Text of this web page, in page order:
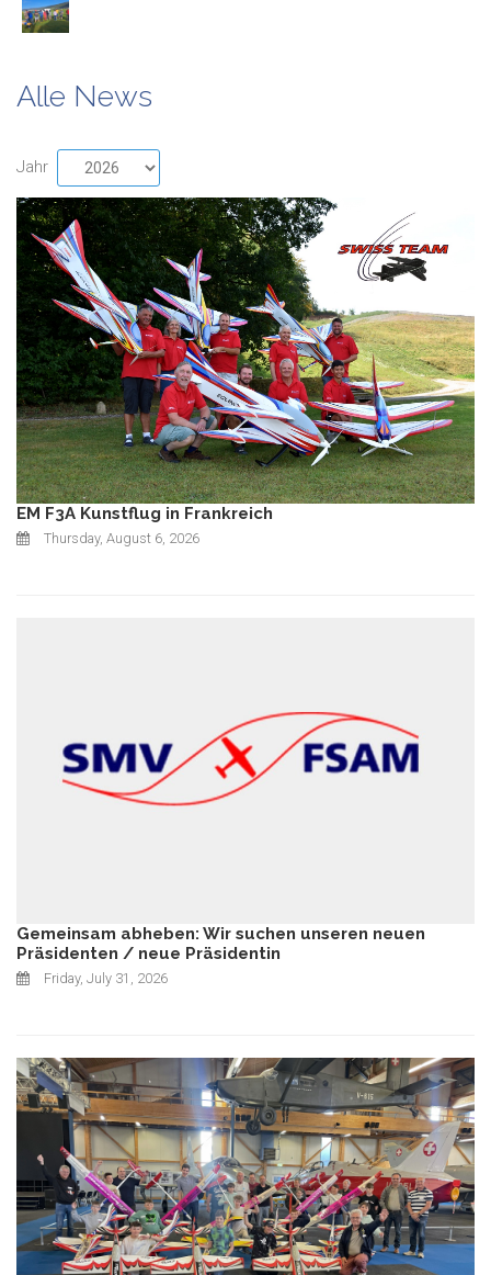
Alle News
Jahr
EM F3A Kunstflug in Frankreich
Thursday, August 6, 2026
Gemeinsam abheben: Wir suchen unseren neuen
Präsidenten / neue Präsidentin
Friday, July 31, 2026